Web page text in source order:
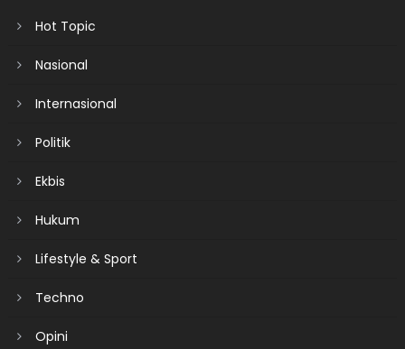
Hot Topic
Nasional
Internasional
Politik
Ekbis
Hukum
Lifestyle & Sport
Techno
Opini